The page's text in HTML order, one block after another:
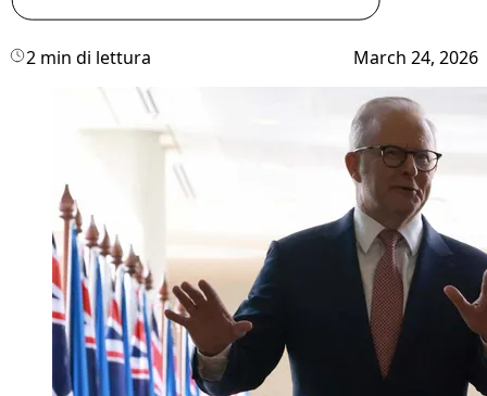
2 min di lettura March 24, 2026